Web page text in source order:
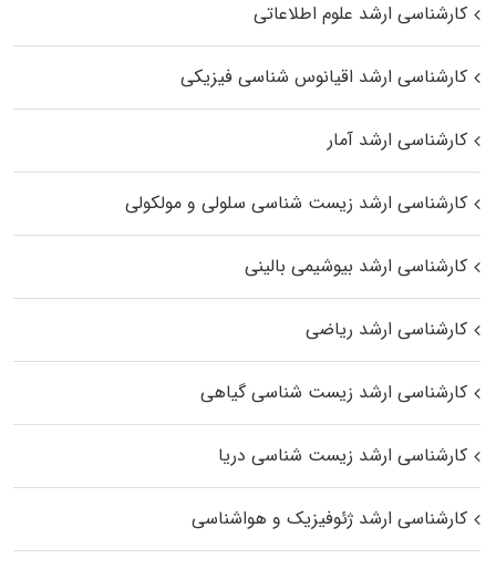
کارشناسی ارشد علوم اطلاعاتی
کارشناسی ارشد اقیانوس‌ شناسی فیزیکی
کارشناسی ارشد آمار
کارشناسی ارشد زیست شناسی سلولی و مولکولی
کارشناسی ارشد بیوشیمی بالینی
کارشناسی ارشد ریاضی
کارشناسی ارشد زیست‌ شناسی گیاهی
کارشناسی ارشد زیست‌ شناسی دریا
کارشناسی ارشد ژئوفیزیک و هواشناسی